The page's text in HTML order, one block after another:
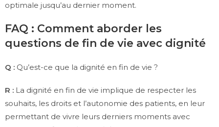
optimale jusqu’au dernier moment.
FAQ : Comment aborder les
questions de fin de vie avec dignité
Q : Qu’est-ce que la dignité en fin de vie ?
R : La dignité en fin de vie implique de respecter les
souhaits, les droits et l’autonomie des patients, en leur
permettant de vivre leurs derniers moments avec